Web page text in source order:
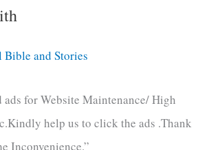
Bible and Stories
ads for Website Maintenance/ High
help us to click the ads .Thank
Inconvenience.”